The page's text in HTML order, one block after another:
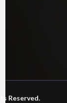
Reserved.